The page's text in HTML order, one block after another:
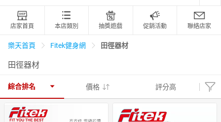
天天免運 美食蛋糕 養生保健
居家生活 3C家電 親子玩具
店家首頁 本店類別 抽獎遊戲 促銷活動 聯絡店家
樂天首頁 Fitek健身網 田徑器材
田徑器材
綜合排名 價格 評分高